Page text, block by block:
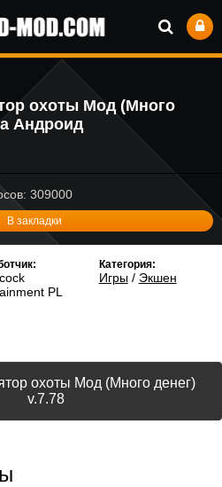
охоты Мод (Много
Андроид
309000
В закладки
PL
Категория:
Игры/ Экшен
охоты Мод (Много денег)
v.7.78